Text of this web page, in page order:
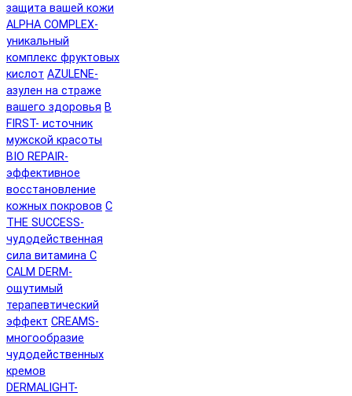
защита вашей кожи
ALPHA COMPLEX-
уникальный
комплекс фруктовых
кислот AZULENE-
азулен на страже
вашего здоровья B
FIRST- источник
мужской красоты
BIO REPAIR-
эффективное
восстановление
кожных покровов C
THE SUCCESS-
чудодейственная
сила витамина C
CALM DERM-
ощутимый
терапевтический
эффект CREAMS-
многообразие
чудодейственных
кремов
DERMALIGHT-